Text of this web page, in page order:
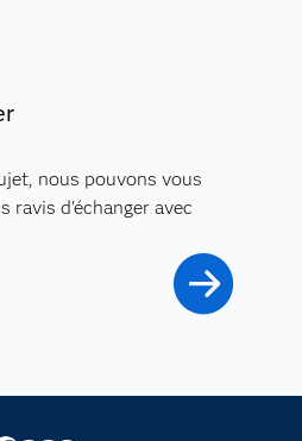
nous pouvons vous
ravis d'échanger avec